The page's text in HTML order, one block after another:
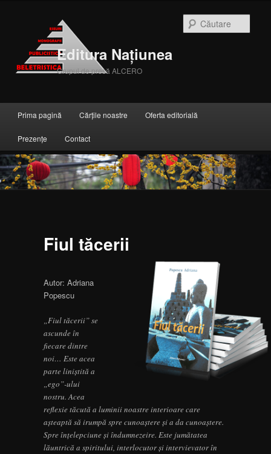
Editura Națiunea
Grupul de presă ALCERO
Sari la conținutul principal
Sari la conținutul secundar
Prima pagină Cărțile noastre Oferta editorială
Prezențe Contact
Fiul tăcerii
Autor: Adriana
Popescu
„Fiul tăcerii” se
ascunde în
fiecare dintre
noi… Este acea
parte liniștită a
„ego”-ului
nostru. Acea
reflexie tăcută a luminii noastre interioare care
așteaptă să irumpă spre cunoaștere și a da cunoaștere.
Spre înțelepciune și îndumnezeire. Este jumătatea
lăuntrică a spiritului, interlocutor și intervievator în